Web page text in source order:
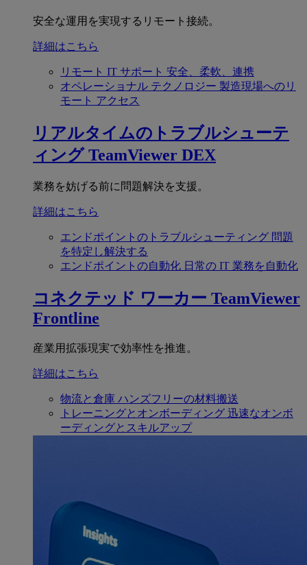
安全な運用を実現するリモート接続。
詳細はこちら
リモート IT サポート 安全、柔軟、連携
オペレーショナル テクノロジー 製造現場へのリ
モート アクセス
リアルタイムのトラブルシューテ
ィング TeamViewer DEX
業務を妨げる前に問題解決を支援。
詳細はこちら
エンドポイントのトラブルシューティング 問題
を特定し解決する
エンドポイントの自動化 日常の IT 業務を自動化
コネクテッド ワーカー TeamViewer
Frontline
産業用拡張現実で効率性を推進。
詳細はこちら
物流と倉庫 ハンズフリーの材料搬送
トレーニングとオンボーディング 迅速なオンボ
ーディングとスキルアップ